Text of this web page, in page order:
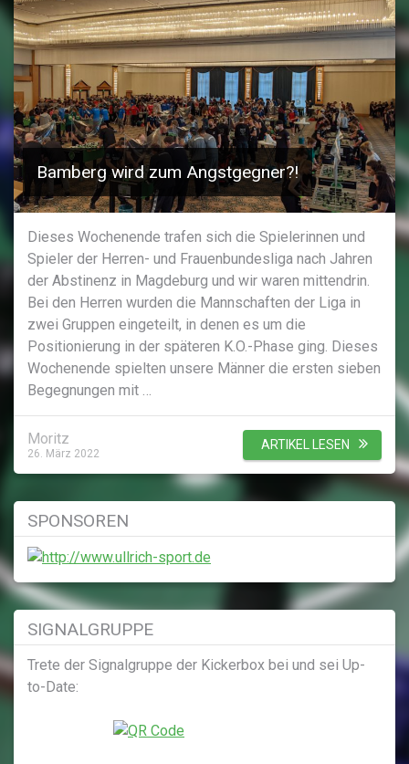
Bamberg wird zum Angstgegner?!
Dieses Wochenende trafen sich die Spielerinnen und
Spieler der Herren- und Frauenbundesliga nach Jahren
der Abstinenz in Magdeburg und wir waren mittendrin.
Bei den Herren wurden die Mannschaften der Liga in
zwei Gruppen eingeteilt, in denen es um die
Positionierung in der späteren K.O.-Phase ging. Dieses
Wochenende spielten unsere Männer die ersten sieben
Begegnungen mit …
ARTIKEL LESEN
Moritz
26. März 2022
SPONSOREN
SIGNALGRUPPE
Trete der Signalgruppe der Kickerbox bei und sei Up-
to-Date: